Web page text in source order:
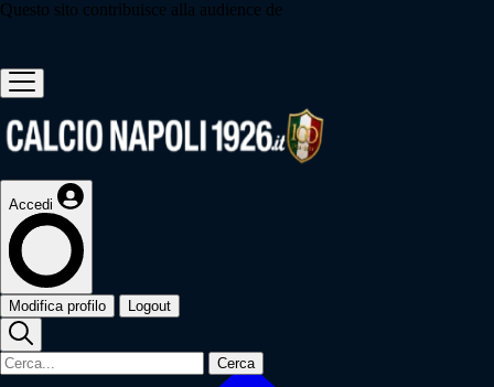
Questo sito contribuisce alla audience de
Accedi
Modifica profilo Logout
Cerca